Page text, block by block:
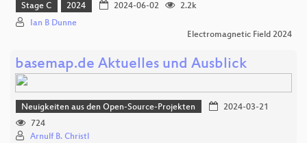
Stage C 2024 2024-06-02
2.2k
Ian B Dunne
Electromagnetic Field 2024
basemap.de Aktuelles und Ausblick
Neuigkeiten aus den Open-Source-Projekten
2024-03-21
724
Arnulf B. Christl